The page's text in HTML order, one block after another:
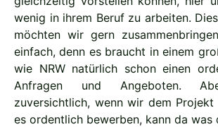
wenig in ihrem Beruf zu arbeiten.
möchten wir gern
einfach, denn es braucht in einem
wie NRW natürlich schon einen
Anfragen und Angeboten.
zuversichtlich, wenn wir dem
es ordentlich bewerben, kann da was